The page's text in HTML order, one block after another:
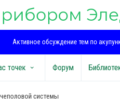
Активное обсуждение тем по
точек keyboard_arrow_down Форум
системы